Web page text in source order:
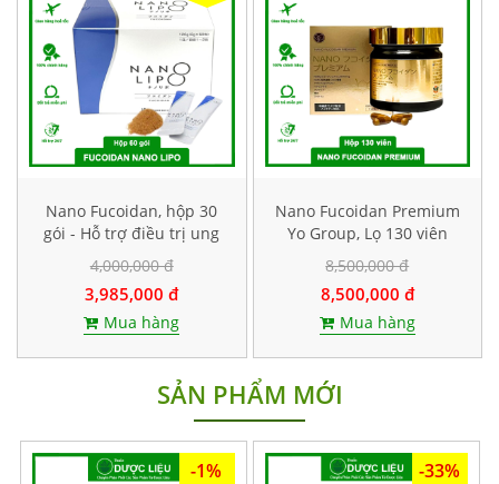
Nano Fucoidan, hộp 30
gói - Hỗ trợ điều trị ung
4,000,000 đ
3,985,000 đ
Mua hàng
Nano Fucoidan Premium
Yo Group, Lọ 130 viên
8,500,000 đ
8,500,000 đ
Mua hàng
SẢN PHẨM MỚI
-1% -33%